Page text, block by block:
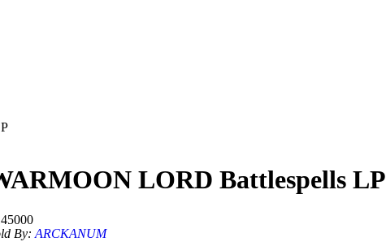
LORD Battlespells LP
By: ARCKANUM